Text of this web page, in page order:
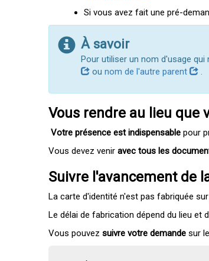
Si vous avez fait une pré-
À savoir
Pour utiliser un nom d'usage
ounom de l'autre parent .
Vous rendre au lieu que
Votre présence est indispensable pour
Vous devez veniravec tous les
Suivre l'avancement de
La carte d'identité n'est pas fabriquée
Le délai de fabrication dépend du lieu et
Vous pouvezsuivre votre demande sur